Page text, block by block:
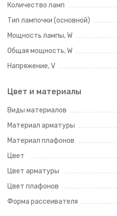
Количество ламп
Тип лампочки (основной)
Мощность лампы, W
Общая мощность, W
Напряжение, V
Цвет и материалы
Виды материалов
Материал арматуры
Материал плафонов
Цвет
Цвет арматуры
Цвет плафонов
Форма рассеивателя